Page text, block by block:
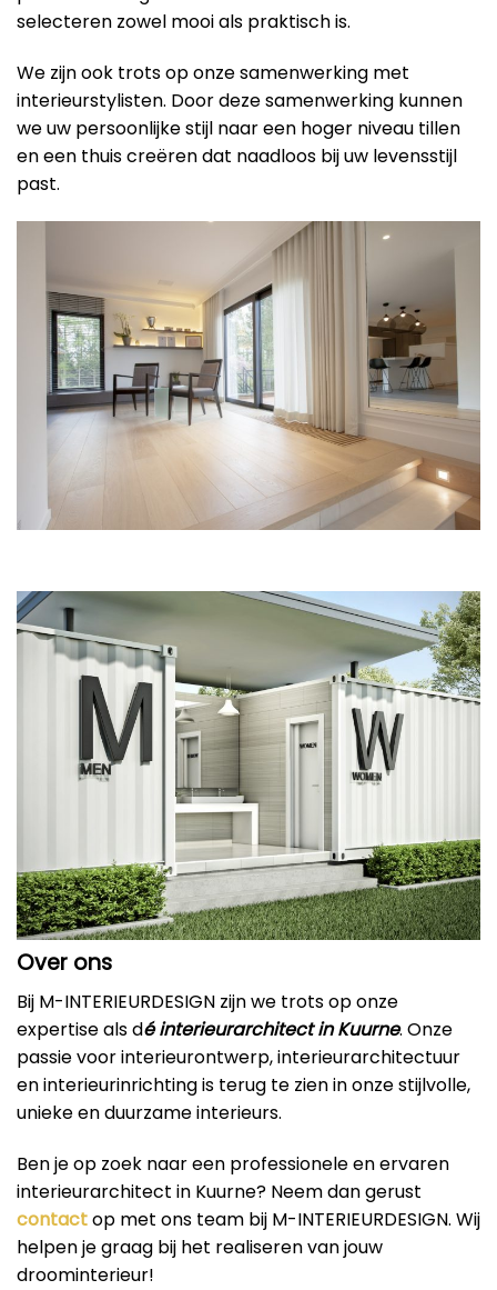
selecteren zowel mooi als praktisch is.
We zijn ook trots op onze samenwerking met
interieurstylisten. Door deze samenwerking kunnen
we uw persoonlijke stijl naar een hoger niveau tillen
en een thuis creëren dat naadloos bij uw levensstijl
past.
Over ons
Bij M-INTERIEURDESIGN zijn we trots op onze
expertise als dé interieurarchitect in Kuurne. Onze
passie voor interieurontwerp, interieurarchitectuur
en interieurinrichting is terug te zien in onze stijlvolle,
unieke en duurzame interieurs.
Ben je op zoek naar een professionele en ervaren
interieurarchitect in Kuurne? Neem dan gerust
contactop met ons team bij M-INTERIEURDESIGN. Wij
helpen je graag bij het realiseren van jouw
droominterieur!